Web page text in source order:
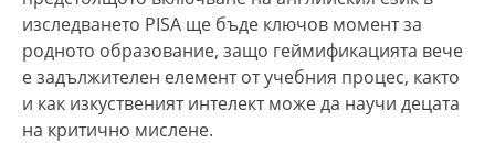
изследването PISA ще бъде ключов момент за
родното образование, защо геймификацията вече
е задължителен елемент от учебния процес, както
и как изкуственият интелект може да научи децата
на критично мислене.